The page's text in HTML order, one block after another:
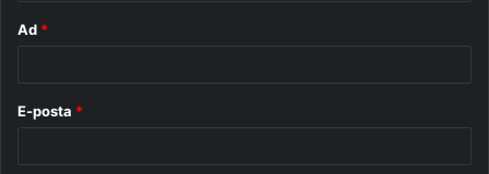
Ad *
E-posta *